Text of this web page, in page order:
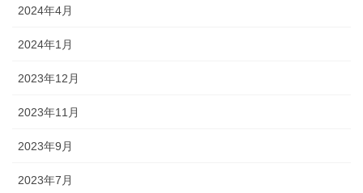
2024年4月
2024年1月
2023年12月
2023年11月
2023年9月
2023年7月